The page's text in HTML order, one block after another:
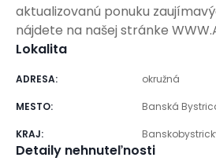
aktualizovanú ponuku
nájdete na našej stránke
Lokalita
ADRESA: okružná
MESTO: Banská
KRAJ:
Detaily nehnuteľnosti